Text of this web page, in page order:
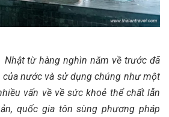
Nhật từ hàng nghìn năm về trước đã
của nước và sử dụng chúng như một
vấn về về sức khoẻ thể chất lẫn
quốc gia tôn sùng phương pháp